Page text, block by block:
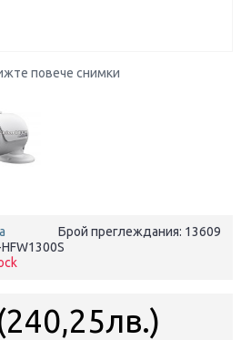
повече снимки
Брой преглеждания: 13609
HFW1300S